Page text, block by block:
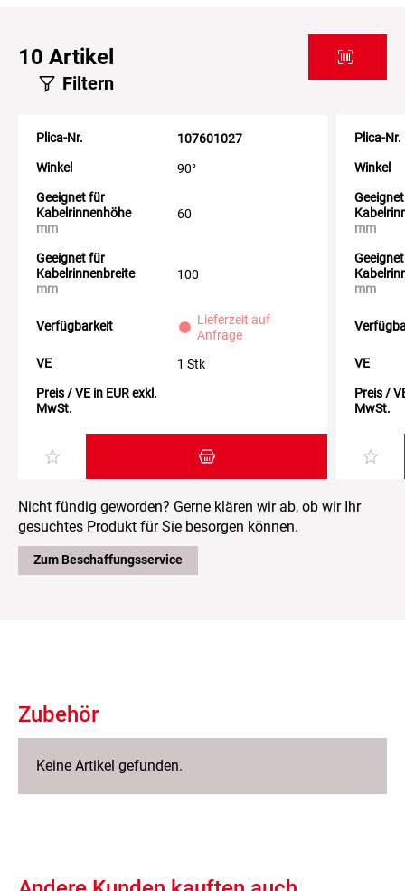
10 Artikel
Filtern
Plica-Nr.
107601027
Winkel
90°
Geeignet für
Kabelrinnenhöhe
mm
60
Geeignet für
Kabelrinnenbreite
mm
100
Verfügbarkeit
Lieferzeit auf
Anfrage
VE
1 Stk
Preis / VE in EUR exkl.
MwSt.
Zum Warenkorb hinzufügen
Plica-Nr.
Winkel
mm
mm
VE
Preis /
MwSt.
Nicht fündig geworden? Gerne klären wir ab, ob wir Ihr
gesuchtes Produkt für Sie besorgen können.
Zum Beschaffungsservice
Zubehör
Keine Artikel gefunden.